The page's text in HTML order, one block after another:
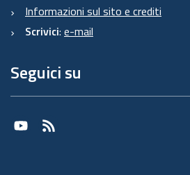
Informazioni sul sito e crediti
Scrivici: e-mail
Seguici su
Youtube
RSS